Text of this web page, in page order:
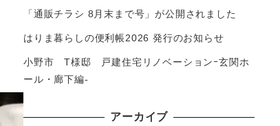
「通販チラシ 8月末まで号」が公開されました
はりま暮らしの便利帳2026 発行のお知らせ
小野市 T様邸 戸建住宅リノベーションｰ玄関ホ
ール・廊下編-
アーカイブ